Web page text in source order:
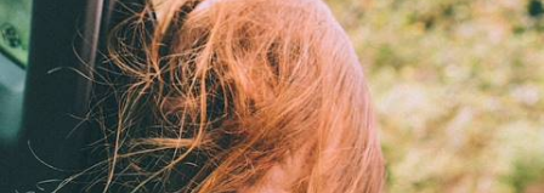
Ein Roadmovie durch den Lone Star State, das Symbol des
unbeugsamen Amerikas
12 Tage, von CHF 3300 bis CHF 4700
Alle unsere Reisevorschläge USA (27)